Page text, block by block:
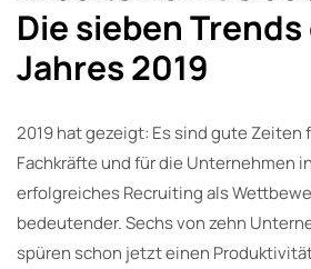
Die sieben Trends
Jahres 2019
2019 hat gezeigt: Es sind gute Zeiten
Fachkräfte und für die Unternehmen
erfolgreiches Recruiting als
bedeutender. Sechs von zehn
spüren schon jetzt einen